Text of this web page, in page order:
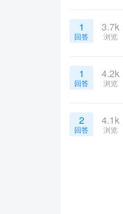
1
回答
3.7k
浏览
1
回答
4.2k
浏览
2
回答
4.1k
浏览